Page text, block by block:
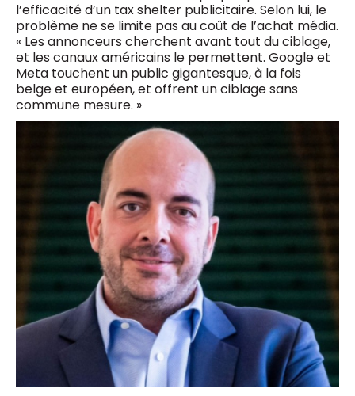
l’efficacité d’un tax shelter publicitaire. Selon lui, le
problème ne se limite pas au coût de l’achat média.
« Les annonceurs cherchent avant tout du ciblage,
et les canaux américains le permettent. Google et
Meta touchent un public gigantesque, à la fois
belge et européen, et offrent un ciblage sans
commune mesure. »